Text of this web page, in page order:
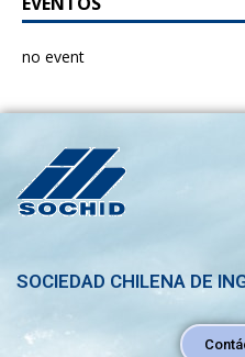
no event
SOCIEDAD CHILENA DE